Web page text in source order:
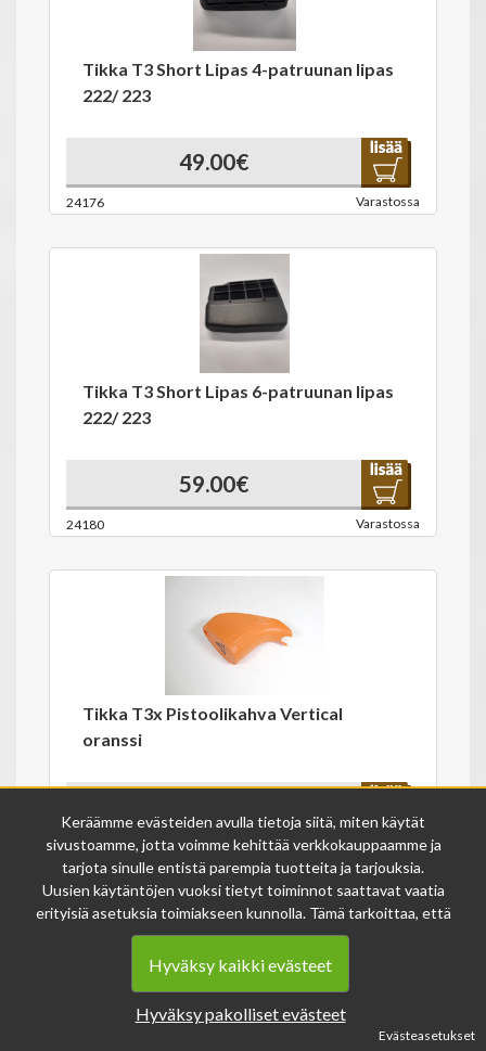
Tikka T3 Short Lipas 4-patruunan lipas
222/ 223
49.00€
24176 Varastossa
Tikka T3 Short Lipas 6-patruunan lipas
222/ 223
59.00€
24180 Varastossa
Tikka T3x Pistoolikahva Vertical
oranssi
19520 Varastossa
Ilpon Katiska Oy
Hovilantie 31
62500 Evijärvi
Keräämme evästeiden avulla tietoja siitä, miten käytät
sivustoamme, jotta voimme kehittää verkkokauppaamme ja
tarjota sinulle entistä parempia tuotteita ja tarjouksia.
Uusien käytäntöjen vuoksi tietyt toiminnot saattavat vaatia
erityisiä asetuksia toimiakseen kunnolla. Tämä tarkoittaa, että
joissakin tapauksissa anonymisoidut tiedot voivat kertyä,
vaikka olisit kieltänyt evästeiden käytön. Näitä tietoja
käytetään ainoastaan palvelumme parantamiseen, eikä niistä
Voit muuttaa evästeasetuksiasi milloin tahansa sivun
Hyväksy kaikki evästeet
Hyväksy pakolliset evästeet
Evästeasetukset